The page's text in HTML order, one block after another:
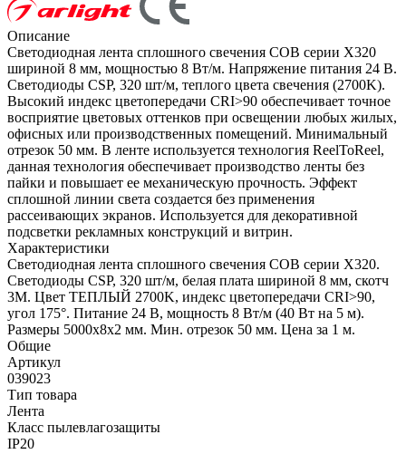
Описание
Светодиодная лента сплошного свечения COB серии X320
шириной 8 мм, мощностью 8 Вт/м. Напряжение питания 24 В.
Светодиоды CSP, 320 шт/м, теплого цвета свечения (2700K).
Высокий индекс цветопередачи CRI>90 обеспечивает точное
восприятие цветовых оттенков при освещении любых жилых,
офисных или производственных помещений. Минимальный
отрезок 50 мм. В ленте используется технология ReelToReel,
данная технология обеспечивает производство ленты без
пайки и повышает ее механическую прочность. Эффект
сплошной линии света создается без применения
рассеивающих экранов. Используется для декоративной
подсветки рекламных конструкций и витрин.
Характеристики
Светодиодная лента сплошного свечения COB серии X320.
Светодиоды CSP, 320 шт/м, белая плата шириной 8 мм, скотч
3M. Цвет ТЕПЛЫЙ 2700K, индекс цветопередачи CRI>90,
угол 175°. Питание 24 В, мощность 8 Вт/м (40 Вт на 5 м).
Размеры 5000х8х2 мм. Мин. отрезок 50 мм. Цена за 1 м.
Общие
Артикул
039023
Тип товара
Лента
Класс пылевлагозащиты
IP20